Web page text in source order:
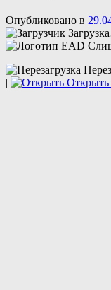
Опубликовано в
|
Открыть